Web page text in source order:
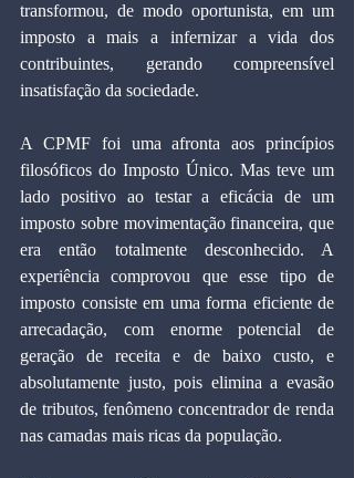
transformou, de modo oportunista, em um
imposto a mais a infernizar a vida dos
contribuintes, gerando compreensível
insatisfação da sociedade.
A CPMF foi uma afronta aos princípios
filosóficos do Imposto Único. Mas teve um
lado positivo ao testar a eficácia de um
imposto sobre movimentação financeira, que
era então totalmente desconhecido. A
experiência comprovou que esse tipo de
imposto consiste em uma forma eficiente de
arrecadação, com enorme potencial de
geração de receita e de baixo custo, e
absolutamente justo, pois elimina a evasão
de tributos, fenômeno concentrador de renda
nas camadas mais ricas da população.